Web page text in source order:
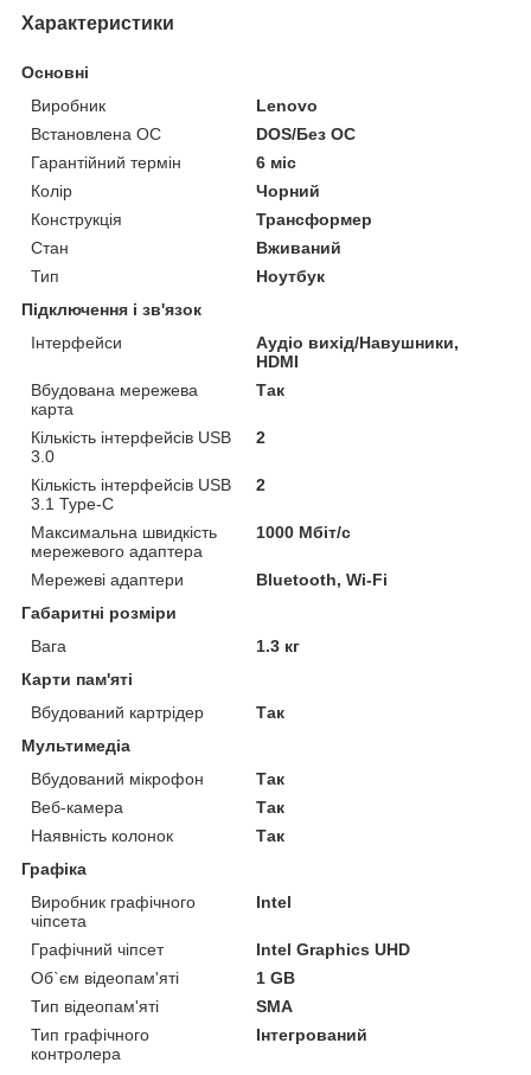
Характеристики
Основні
Виробник
Lenovo
Встановлена ОС
DOS/Без ОС
Гарантійний термін
6 міс
Колір
Чорний
Конструкція
Трансформер
Стан
Вживаний
Тип
Ноутбук
Підключення і зв'язок
Інтерфейси
Аудіо вихід/Навушники,
HDMI
Вбудована мережева
карта
Так
Кількість інтерфейсів USB
3.0
2
Кількість інтерфейсів USB
3.1 Type-C
2
Максимальна швидкість
мережевого адаптера
1000 Мбіт/с
Мережеві адаптери
Bluetooth, Wi-Fi
Габаритні розміри
Вага
1.3 кг
Карти пам'яті
Вбудований картрідер
Так
Мультимедіа
Вбудований мікрофон
Так
Веб-камера
Так
Наявність колонок
Так
Графіка
Виробник графічного
чіпсета
Intel
Графічний чіпсет
Intel Graphics UHD
Об`єм відеопам'яті
1 GB
Тип відеопам'яті
SMA
Тип графічного
контролера
Інтегрований